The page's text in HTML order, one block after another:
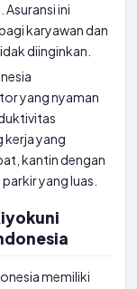
ini
karyawan dan
diinginkan.
yang nyaman
kerja yang
kantin dengan
yang luas.
memiliki